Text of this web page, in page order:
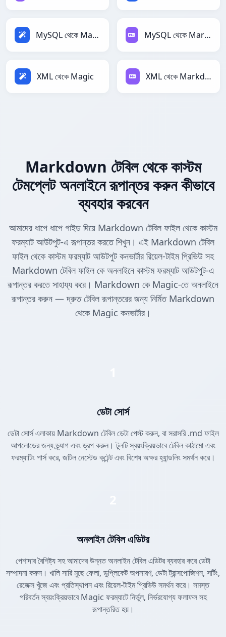
MySQL থেকে Magic MySQL থেকে Markdown
XML থেকে Magic XML থেকে Markdown
Markdown টেবিল থেকে কাস্টম
টেমপ্লেট অনলাইনে রূপান্তর করুন কীভাবে
ব্যবহার করবেন
আমাদের ধাপে ধাপে গাইড দিয়ে Markdown টেবিল ফাইল থেকে কাস্টম
ফরম্যাট আউটপুট-এ রূপান্তর করতে শিখুন। এই Markdown টেবিল
ফাইল থেকে কাস্টম ফরম্যাট আউটপুট কনভার্টার রিয়েল-টাইম প্রিভিউ সহ
Markdown টেবিল ফাইল কে অনলাইনে কাস্টম ফরম্যাট আউটপুট-এ
রূপান্তর করতে সাহায্য করে। Markdown কে Magic-তে অনলাইনে
রূপান্তর করুন — দ্রুত টেবিল রূপান্তরের জন্য নির্মিত Markdown
থেকে Magic কনভার্টার।
ডেটা সোর্স
ডেটা সোর্স এলাকায় Markdown টেবিল ডেটা পেস্ট করুন, বা সরাসরি .md ফাইল
আপলোডের জন্য ড্র্যাগ এবং ড্রপ করুন। টুলটি স্বয়ংক্রিয়ভাবে টেবিল কাঠামো এবং
ফরম্যাটিং পার্স করে, জটিল নেস্টেড কন্টেন্ট এবং বিশেষ অক্ষর হ্যান্ডলিং সমর্থন করে।
অনলাইন টেবিল এডিটর
পেশাদার বৈশিষ্ট্য সহ আমাদের উন্নত অনলাইন টেবিল এডিটর ব্যবহার করে ডেটা
সম্পাদনা করুন। খালি সারি মুছে ফেলা, ডুপ্লিকেট অপসারণ, ডেটা ট্রান্সপোজিশন, সর্টিং,
রেজেক্স খুঁজে এবং প্রতিস্থাপন এবং রিয়েল-টাইম প্রিভিউ সমর্থন করে। সমস্ত
পরিবর্তন স্বয়ংক্রিয়ভাবে Magic ফরম্যাটে নির্ভুল, নির্ভরযোগ্য ফলাফল সহ
রূপান্তরিত হয়।